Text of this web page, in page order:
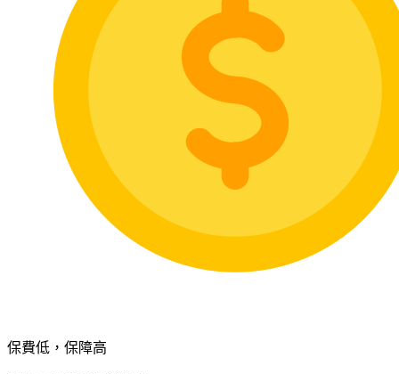
保費低，保障高